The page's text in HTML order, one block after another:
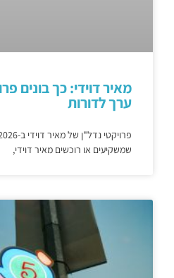
מאיר דוידי: כך בונים
ערך לדורות
שמשקיעים או רוכשים מאיר דוידי,